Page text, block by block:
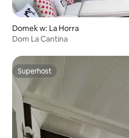
Domek w: La Horra
Dom La Cantina
Superhost
Superhost